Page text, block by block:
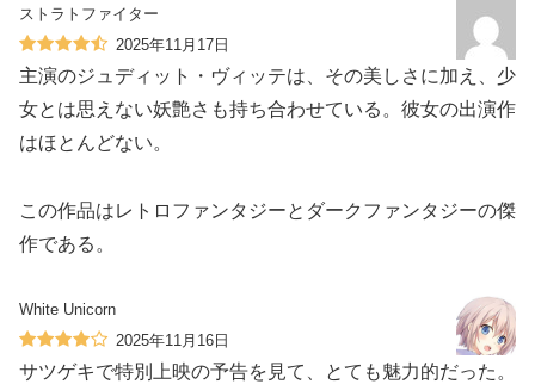
ストラトファイター
2025年11月17日
主演のジュディット・ヴィッテは、その美しさに加え、少
女とは思えない妖艶さも持ち合わせている。彼女の出演作
はほとんどない。
この作品はレトロファンタジーとダークファンタジーの傑
作である。
White Unicorn
2025年11月16日
サツゲキで特別上映の予告を見て、とても魅力的だった。